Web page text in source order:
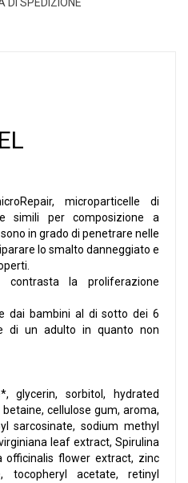
DI SPEDIZIONE
microparticelle di
simili per composizione a
in grado di penetrare nelle
lo smalto danneggiato e
contrasta la proliferazione
dai bambini al di sotto dei 6
di un adulto in quanto non
glycerin, sorbitol, hydrated
cellulose gum, aroma,
sarcosinate, sodium methyl
leaf extract, Spirulina
officinalis flower extract, zinc
tocopheryl acetate, retinyl